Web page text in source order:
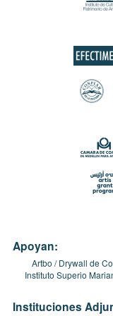
Apoyan:
Artbo Drywall de
Instituto Superio
Instituciones